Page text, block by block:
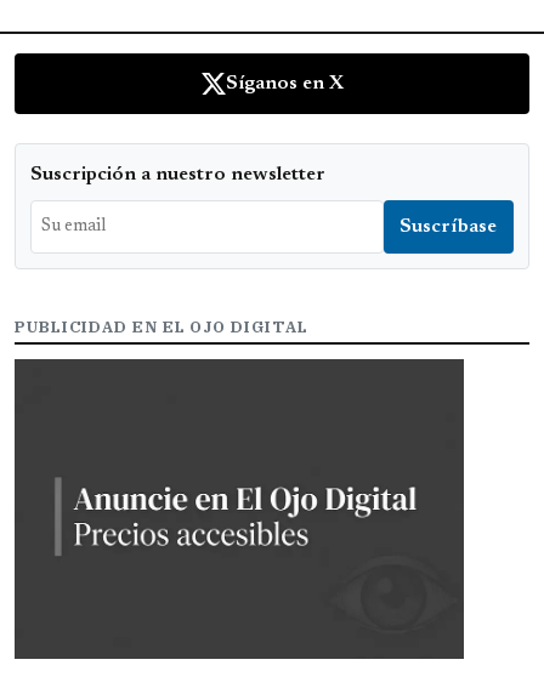
Síganos en X
Suscripción a nuestro newsletter
PUBLICIDAD EN EL OJO DIGITAL